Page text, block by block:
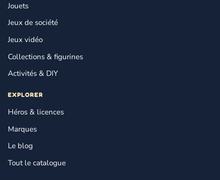
Jouets
Jeux de société
Jeux vidéo
Collections & figurines
Activités & DIY
EXPLORER
Héros & licences
Marques
Le blog
Tout le catalogue